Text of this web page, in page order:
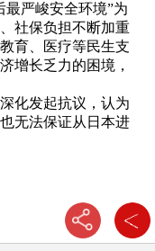
严峻安全环境”为
社保负担不断加重
育、医疗等民生支
增长乏力的困境，
化发起抗议，认为
无法保证从日本进